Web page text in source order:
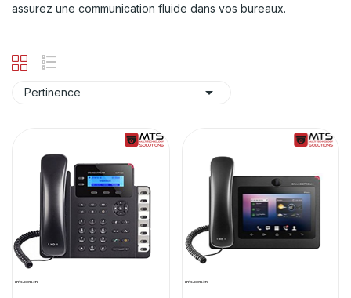
assurez une communication fluide dans vos bureaux.
Pertinence 